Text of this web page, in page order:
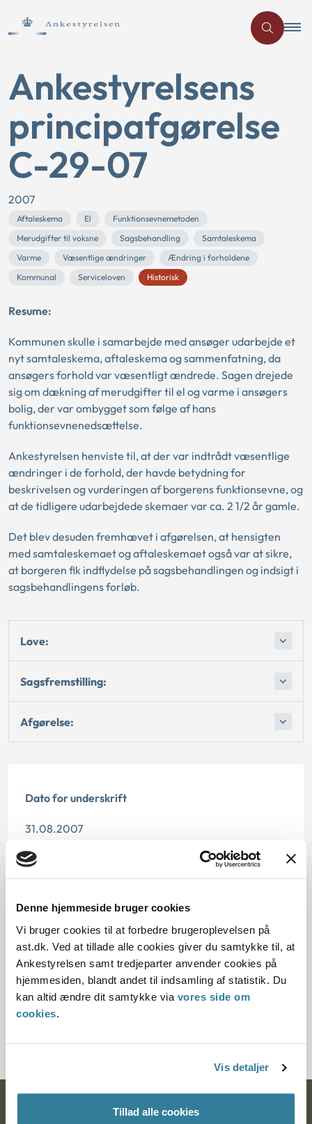
Denne hjemmeside bruger cookies
Vi bruger cookies til at forbedre brugeroplevelsen på
ast.dk. Ved at tillade alle cookies giver du samtykke til, at
Ankestyrelsen samt tredjeparter anvender cookies på
hjemmesiden, blandt andet til indsamling af statistik. Du
kan altid ændre dit samtykke via vores side om
cookies.
Vis detaljer
Tillad alle cookies
Ankestyrelsens
principafgørelse
C-29-07
2007
Aftaleskema El
Funktionsevnemetoden
Merudgifter til voksne
Sagsbehandling
Samtaleskema
Varme
Væsentlige ændringer
Ændring i forholdene
Kommunal
Serviceloven Historisk
Resume:
Kommunen skulle i samarbejde med ansøger udarbejde et
nyt samtaleskema, aftaleskema og sammenfatning, da
ansøgers forhold var væsentligt ændrede. Sagen drejede
sig om dækning af merudgifter til el og varme i ansøgers
bolig, der var ombygget som følge af hans
funktionsevnenedsættelse.
Ankestyrelsen henviste til, at der var indtrådt væsentlige
ændringer i de forhold, der havde betydning for
beskrivelsen og vurderingen af borgerens funktionsevne, og
at de tidligere udarbejdede skemaer var ca. 2 1/2 år gamle.
Det blev desuden fremhævet i afgørelsen, at hensigten
med samtaleskemaet og aftaleskemaet også var at sikre,
at borgeren fik indflydelse på sagsbehandlingen og indsigt i
sagsbehandlingens forløb.
Love:
Sagsfremstilling:
Afgørelse:
Dato for underskrift
31.08.2007
Offentliggørelsesdato
2019, da den er erstattet af principafgørelse 50-19.
Paragraf
Journalnummer